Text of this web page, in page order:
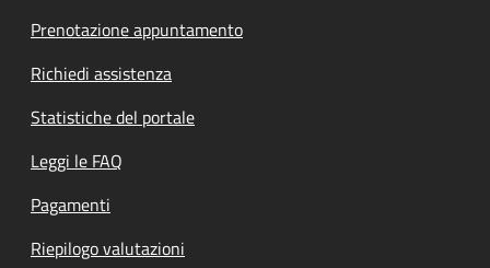
Prenotazione appuntamento
Richiedi assistenza
Statistiche del portale
Leggi le FAQ
Pagamenti
Riepilogo valutazioni